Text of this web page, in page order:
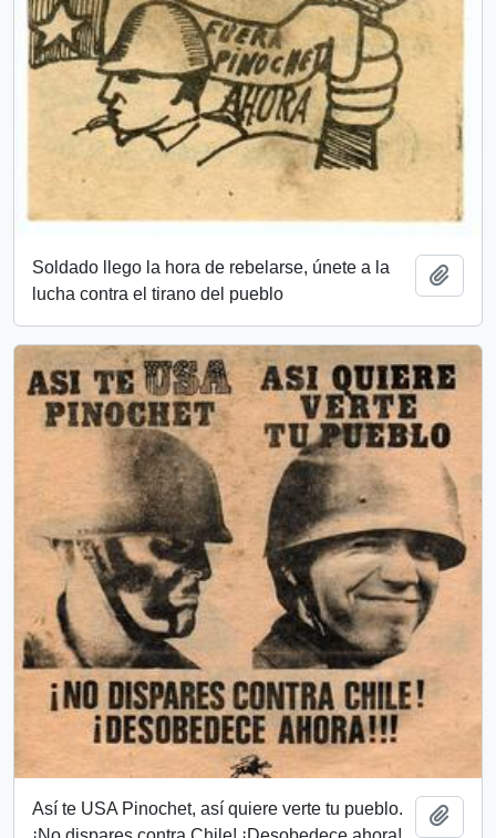
Soldado llego la hora de rebelarse, únete a la
lucha contra el tirano del pueblo
Así te USA Pinochet, así quiere verte tu pueblo.